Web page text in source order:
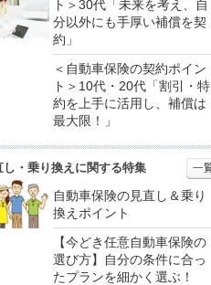
ト＞30代「未来を考え、自
分以外にも手厚い補償を契
約」
＜自動車保険の契約ポイン
ト＞10代・20代「割引・特
約を上手に活用し、補償は
最大限！」
し・乗り換えに関する特集
自動車保険の見直し＆乗り
換えポイント
【今どき任意自動車保険の
選び方】自分の条件に合っ
たプランを細かく選ぶ！